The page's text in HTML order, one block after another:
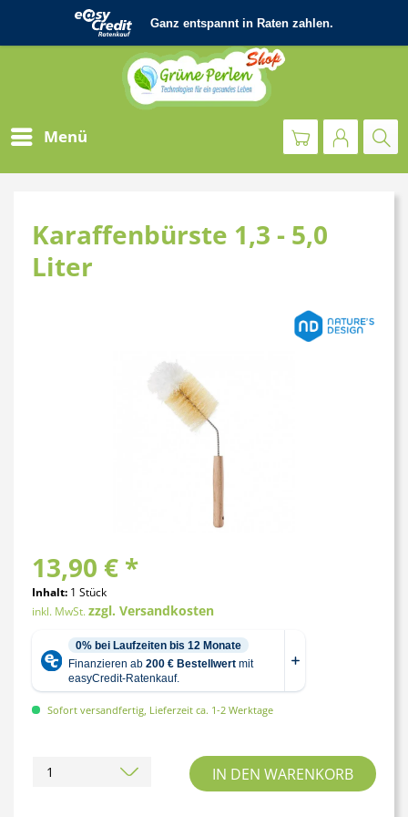
Menü
Karaffenbürste 1,3 - 5,0
Liter
13,90 € *
Inhalt: 1 Stück
inkl. MwSt.zzgl. Versandkosten
Sofort versandfertig, Lieferzeit ca. 1-2 Werktage
IN DEN WARENKORB